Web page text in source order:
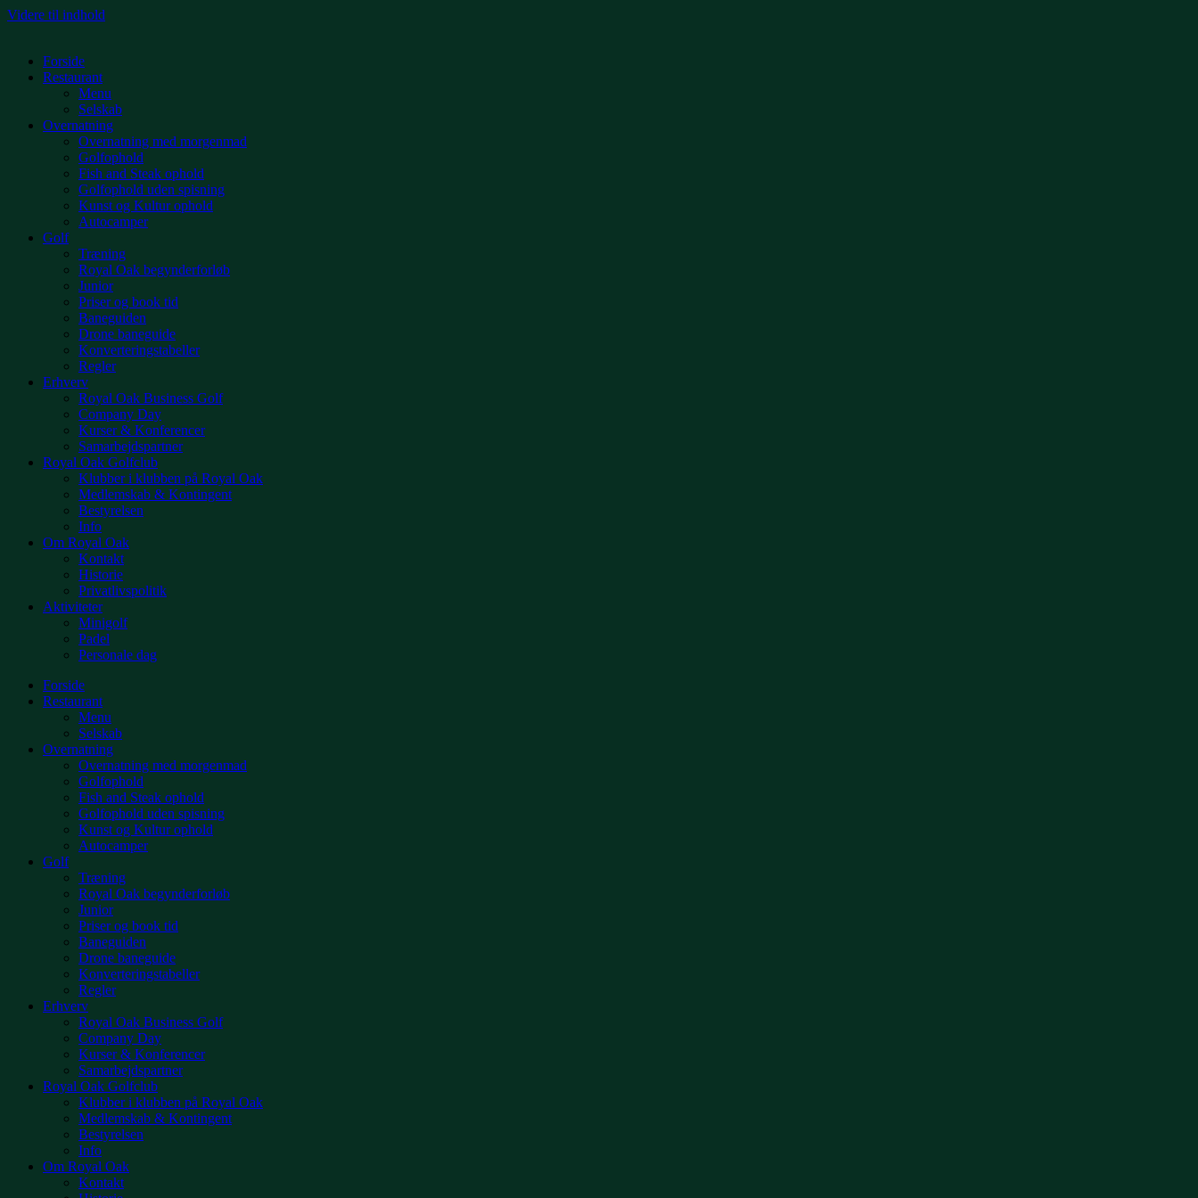
Videre til indhold
Forside
Restaurant
Menu
Selskab
Overnatning
Overnatning med morgenmad
Golfophold
Fish and Steak ophold
Golfophold uden spisning
Kunst og Kultur ophold
Autocamper
Golf
Træning
Royal Oak begynderforløb
Junior
Priser og book tid
Baneguiden
Drone baneguide
Konverteringstabeller
Regler
Erhverv
Royal Oak Business Golf
Company Day
Kurser & Konferencer
Samarbejdspartner
Royal Oak Golfclub
Klubber i klubben på Royal Oak
Medlemskab & Kontingent
Bestyrelsen
Info
Om Royal Oak
Kontakt
Historie
Privatlivspolitik
Aktiviteter
Minigolf
Padel
Personale dag
Forside
Restaurant
Menu
Selskab
Overnatning
Overnatning med morgenmad
Golfophold
Fish and Steak ophold
Golfophold uden spisning
Kunst og Kultur ophold
Autocamper
Golf
Træning
Royal Oak begynderforløb
Junior
Priser og book tid
Baneguiden
Drone baneguide
Konverteringstabeller
Regler
Erhverv
Royal Oak Business Golf
Company Day
Kurser & Konferencer
Samarbejdspartner
Royal Oak Golfclub
Klubber i klubben på Royal Oak
Medlemskab & Kontingent
Bestyrelsen
Info
Om Royal Oak
Kontakt